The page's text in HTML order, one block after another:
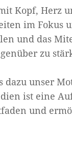
Kopf, Herz
im Fokus
und das
zu
unser
ist eine
und